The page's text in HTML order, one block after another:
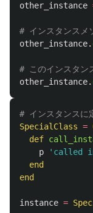
other_instance
# インスタンスメ
other_instance.
# このインスタン
other_instance.
# インスタンスに
SpecialClass =
def
p
'called
end
end
instance =